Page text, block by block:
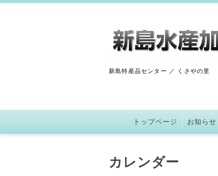
新島特産品センター ／ くさやの里
トップページ お知らせ
カレンダー